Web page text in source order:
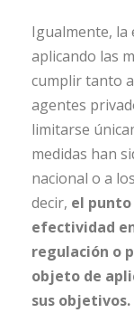
Igualmente, la
aplicando las
cumplir tanto
agentes
limitarse
medidas han
nacional o a
decir, el
efectividad
regulación o
objeto de
sus objetivos.